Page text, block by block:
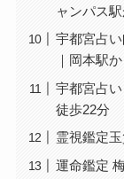
ャンパス
宇都宮占
｜岡本駅
宇都宮占
徒歩22分
霊視鑑定
運命鑑定